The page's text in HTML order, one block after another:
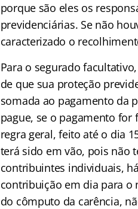
porque são eles os
previdenciárias. Se não
caracterizado o
Para o segurado
de que sua proteção
somada ao pagamento da
pague, se o pagamento for
regra geral, feito até o dia
terá sido em vão, pois não
contribuintes individuais,
contribuição em dia para o
do cômputo da carência,